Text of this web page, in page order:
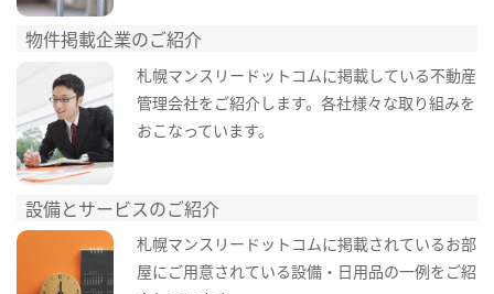
物件掲載企業のご紹介
札幌マンスリードットコムに掲載している不動産
管理会社をご紹介します。各社様々な取り組みを
おこなっています。
設備とサービスのご紹介
札幌マンスリードットコムに掲載されているお部
屋にご用意されている設備・日用品の一例をご紹